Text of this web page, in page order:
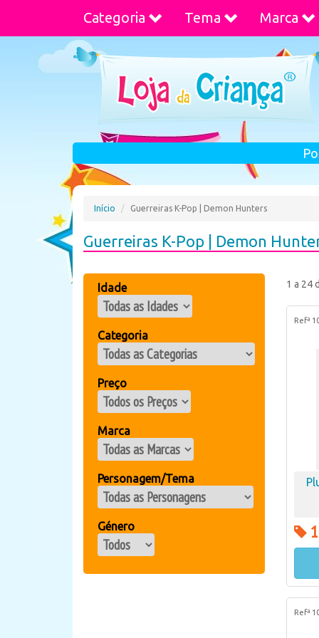
Categoria Tema Marca
Início Guerreiras K-Pop | Demon Hunters
Guerreiras K-Pop | Demon
Idade
Categoria
Preço
Marca
Personagem/Tema
Género
1 a 24
Refª
Refª